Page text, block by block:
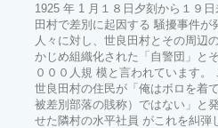
1925 年 1 月１８日夕刻から１９
田村で差別に起因する 騒擾事件が
人々に対し、世良田村とその周辺
かじめ組織化された「自警団」と
０００人規 模と言われています。
世良田村の住民が「俺はボロを着
被差別部落の賎称）ではない」と
せた隣村の水平社員 がこれを糾弾